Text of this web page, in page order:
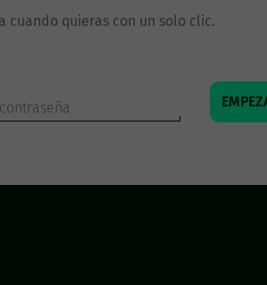
cuando quieras con un solo clic.